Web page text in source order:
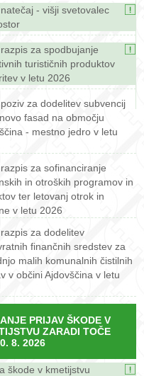
- višji svetovalec
za spodbujanje
turističnih produktov
v letu 2026
za dodelitev subvencij
fasad na območju
- mestno jedro v letu
za sofinanciranje
in otroških programov in
ter letovanj otrok in
v letu 2026
za dodelitev
finančnih sredstev za
malih komunalnih čistilnih
v občini Ajdovščina v letu
PRIJAV ŠKODE V
ZARADI TOČE
8. 2026
škode v kmetijstvu